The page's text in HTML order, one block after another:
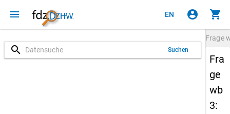
menu EN account_circle shopping_cart
search Suchen
Frage
Fra
ge
wb
3: